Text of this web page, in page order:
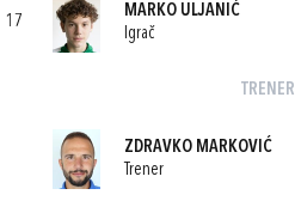
17
MARKO ULJANIĆ
Igrač
TRENER
ZDRAVKO MARKOVIĆ
Trener